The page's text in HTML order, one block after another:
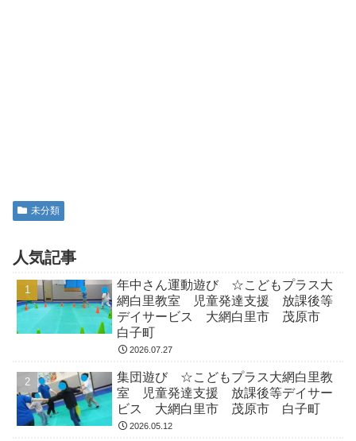
未分類
人気記事
年中さん運動遊び ☆こどもプラス大
網白里教室 児童発達支援 放課後等
デイサービス 大網白里市 茂原市
白子町
2026.07.27
集団遊び ☆こどもプラス大網白里教
室 児童発達支援 放課後等デイサー
ビス 大網白里市 茂原市 白子町
2026.05.12